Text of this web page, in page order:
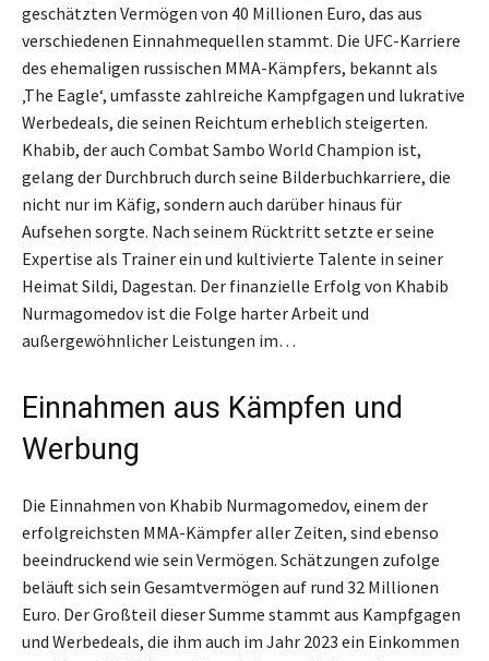
geschätzten Vermögen von 40 Millionen Euro, das aus
verschiedenen Einnahmequellen stammt. Die UFC-Karriere
des ehemaligen russischen MMA-Kämpfers, bekannt als
‚The Eagle‘, umfasste zahlreiche Kampfgagen und lukrative
Werbedeals, die seinen Reichtum erheblich steigerten.
Khabib, der auch Combat Sambo World Champion ist,
gelang der Durchbruch durch seine Bilderbuchkarriere, die
nicht nur im Käfig, sondern auch darüber hinaus für
Aufsehen sorgte. Nach seinem Rücktritt setzte er seine
Expertise als Trainer ein und kultivierte Talente in seiner
Heimat Sildi, Dagestan. Der finanzielle Erfolg von Khabib
Nurmagomedov ist die Folge harter Arbeit und
außergewöhnlicher Leistungen im…
Einnahmen aus Kämpfen und
Werbung
Die Einnahmen von Khabib Nurmagomedov, einem der
erfolgreichsten MMA-Kämpfer aller Zeiten, sind ebenso
beeindruckend wie sein Vermögen. Schätzungen zufolge
beläuft sich sein Gesamtvermögen auf rund 32 Millionen
Euro. Der Großteil dieser Summe stammt aus Kampfgagen
und Werbedeals, die ihm auch im Jahr 2023 ein Einkommen